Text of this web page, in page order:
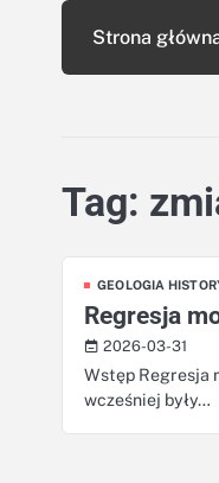
content
Strona
Tag:
GEOLOGIA
Regresja
2026-03-31
Wstęp Regresja
wcześniej były…